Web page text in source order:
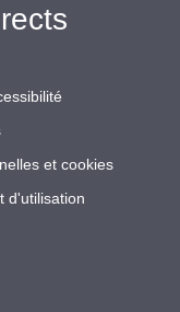
et cookies
d'utilisation